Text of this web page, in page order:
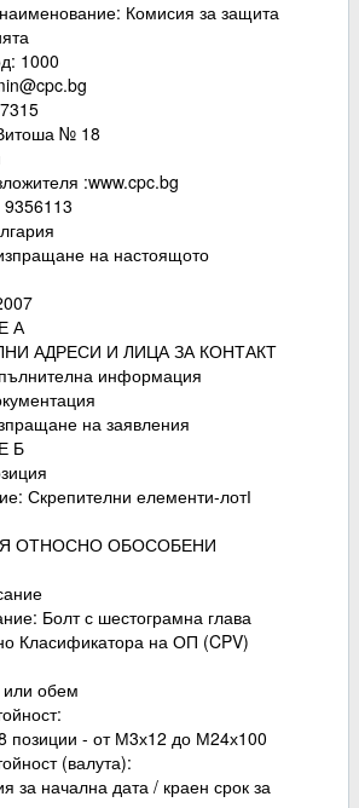
Комисия за защита
1000
№ 18
:www.cpc.bg
на настоящото
А
АДРЕСИ И ЛИЦА ЗА КОНТАКТ
информация
на заявления
Б
Скрепителни елементи-лотІ
ОТНОСНО ОБОСОБЕНИ
Болт с шестограмна глава
Класификатора на ОП (CPV)
или обем
позиции - от М3х12 до М24х100
(валута):
за начална дата / краен срок за